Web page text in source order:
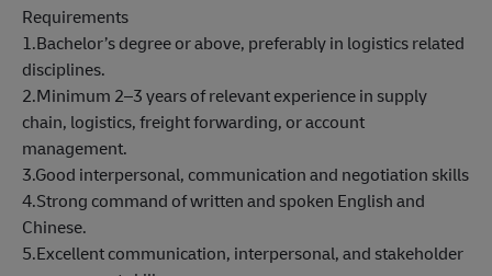
Requirements
1.Bachelor’s degree or above, preferably in logistics related
disciplines.
2.Minimum 2–3 years of relevant experience in supply
chain, logistics, freight forwarding, or account
management.
3.Good interpersonal, communication and negotiation skills
4.Strong command of written and spoken English and
Chinese.
5.Excellent communication, interpersonal, and stakeholder